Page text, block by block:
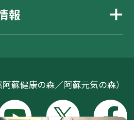
報
蘇健康の森／阿蘇元気の森）